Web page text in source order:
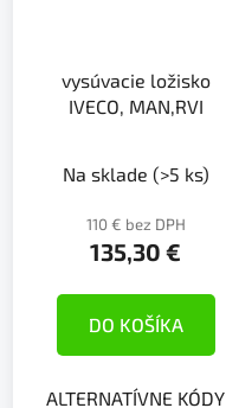
vysúvacie ložisko
IVECO, MAN,RVI
Na sklade (>5 ks)
110 € bez DPH
135,30 €
DO KOŠÍKA
ALTERNATÍVNE KÓDY